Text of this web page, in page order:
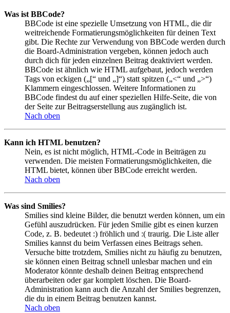
Was ist BBCode?
BBCode ist eine spezielle Umsetzung von HTML, die dir
weitreichende Formatierungsmöglichkeiten für deinen Text
gibt. Die Rechte zur Verwendung von BBCode werden durch
die Board-Administration vergeben, können jedoch auch
durch dich für jeden einzelnen Beitrag deaktiviert werden.
BBCode ist ähnlich wie HTML aufgebaut, jedoch werden
Tags von eckigen („[“ und „]“) statt spitzen („<“ und „>“)
Klammern eingeschlossen. Weitere Informationen zu
BBCode findest du auf einer speziellen Hilfe-Seite, die von
der Seite zur Beitragserstellung aus zugänglich ist.
Nach oben
Kann ich HTML benutzen?
Nein, es ist nicht möglich, HTML-Code in Beiträgen zu
verwenden. Die meisten Formatierungsmöglichkeiten, die
HTML bietet, können über BBCode erreicht werden.
Nach oben
Was sind Smilies?
Smilies sind kleine Bilder, die benutzt werden können, um ein
Gefühl auszudrücken. Für jeden Smilie gibt es einen kurzen
Code, z. B. bedeutet :) fröhlich und :( traurig. Die Liste aller
Smilies kannst du beim Verfassen eines Beitrags sehen.
Versuche bitte trotzdem, Smilies nicht zu häufig zu benutzen,
sie können einen Beitrag schnell unlesbar machen und ein
Moderator könnte deshalb deinen Beitrag entsprechend
überarbeiten oder gar komplett löschen. Die Board-
Administration kann auch die Anzahl der Smilies begrenzen,
die du in einem Beitrag benutzen kannst.
Nach oben